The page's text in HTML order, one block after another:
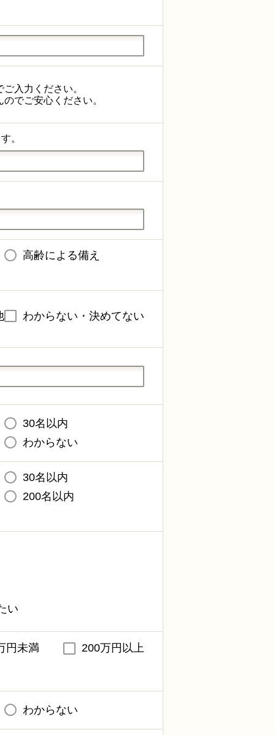
入力ください。
でご安心ください。
。
高齢による備え
わからない・決めてない
30名以内
わからない
30名以内
200名以内
い
円未満 200万円以上
わからない